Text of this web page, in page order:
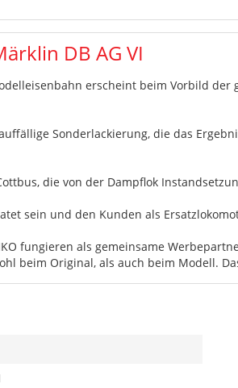
DB AG VI
erscheint beim Vorbild
Sonderlackierung, die das
die von der Dampflok
sein und den Kunden als
fungieren als gemeinsame
beim Original, als auch beim Modell.